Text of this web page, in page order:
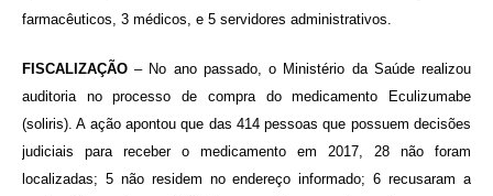
farmacêuticos, 3 médicos, e 5 servidores administrativos.
FISCALIZAÇÃO – No ano passado, o Ministério da Saúde realizou
auditoria no processo de compra do medicamento Eculizumabe
(soliris). A ação apontou que das 414 pessoas que possuem decisões
judiciais para receber o medicamento em 2017, 28 não foram
localizadas; 5 não residem no endereço informado; 6 recusaram a